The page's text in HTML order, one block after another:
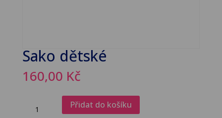
Sako dětské
160,00 Kč
dětské
Přidat do košíku